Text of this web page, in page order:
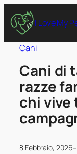
I Love My
Cani
Cani di
razze
chi vive
8 Febbraio, 2026–